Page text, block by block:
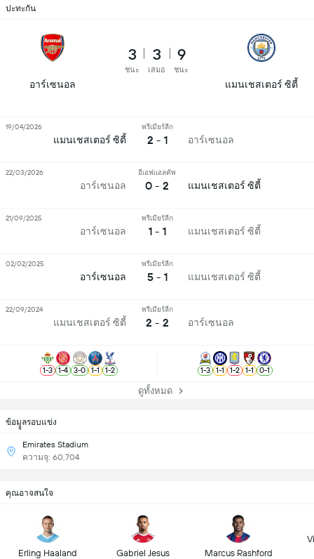
ข้อมููลรอบแข่ง
Emirates Stadium
ความจุ: 60,704
ปะทะกัน
อาร์เซนอล
3
ชนะ
3
เสมอ
9
ชนะ
แมนเชสเตอร์ ซิตี้
แมนเชสเตอร์ ซิตี้
พรีเมียร์ลีก
2 - 1 อาร์เซนอล
19/04/2026
อาร์เซนอล
อีเอฟแอลคัพ
0 - 2 แมนเชสเตอร์ ซิตี้
22/03/2026
อาร์เซนอล
พรีเมียร์ลีก
1 - 1 แมนเชสเตอร์ ซิตี้
21/09/2025
อาร์เซนอล
พรีเมียร์ลีก
5 - 1 แมนเชสเตอร์ ซิตี้
02/02/2025
แมนเชสเตอร์ ซิตี้
พรีเมียร์ลีก
2 - 2 อาร์เซนอล
22/09/2024
1-3 1-4 3-0 1-1 1-2 1-3 1-1 1-2 1-1 0-1
ดูทั้งหมด
คุณอาจสนใจ
Erling Haaland Gabriel Jesus Marcus Rashford